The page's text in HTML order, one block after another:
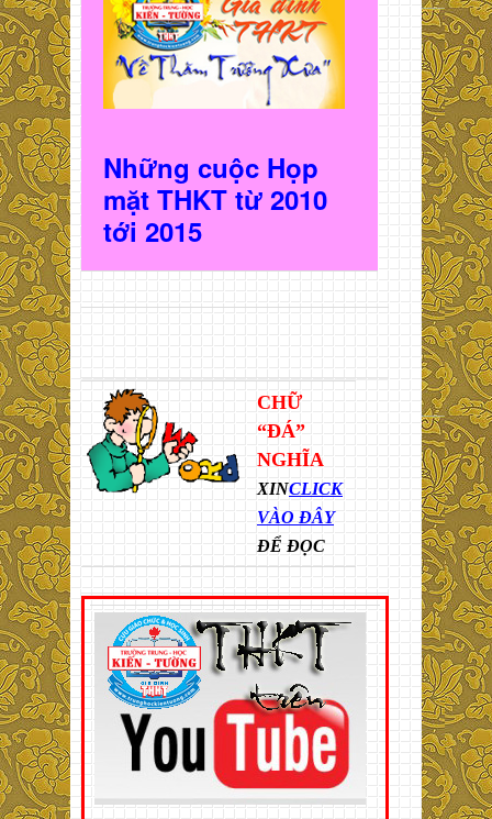
Những cuộc Họp
mặt THKT từ 2010
tới 2015
CHỮ
“ĐÁ”
NGHĨA
XINCLICK
VÀO ĐÂY
ĐỂ ĐỌC